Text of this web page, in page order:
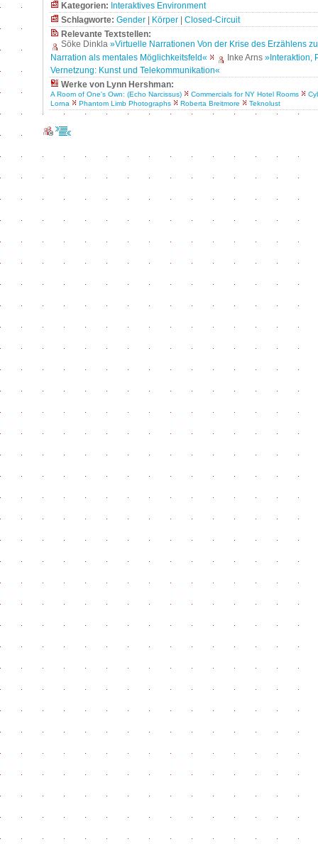
Kategorien: Interaktives Environment
Schlagworte: Gender Körper
Closed-Circuit
Relevante Textstellen:
Söke Dinkla »Virtuelle Narrationen Von der Krise des Erzählens
Narration als mentales Möglichkeitsfeld«
Inke Arns »Interaktion,
Vernetzung: Kunst und Telekommunikation«
Werke von Lynn Hershman:
A Room of One's Own: (Echo Narcissus) Commercials for NY Hotel Rooms
Lorna
Phantom Limb Photographs Roberta Breitmore Teknolust